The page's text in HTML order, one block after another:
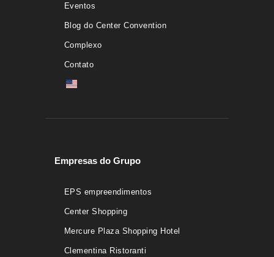
Eventos
Blog do Center Convention
Complexo
Contato
Empresas do Grupo
EPS empreendimentos
Center Shopping
Mercure Plaza Shopping Hotel
Clementina Ristoranti